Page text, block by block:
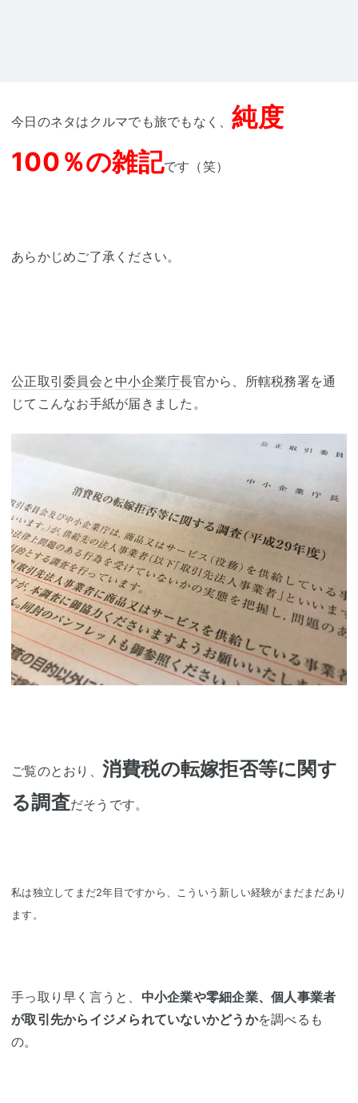
今日のネタはクルマでも旅でもなく、純度
100％の雑記です（笑）
あらかじめご了承ください。
公正取引委員会と 中小企業庁長官から、所轄税務署を通
じてこんなお手紙が届きました。
ご覧のとおり、 消費税の転嫁拒否等に関す
る調査だそうです。
私は独立してまだ2年目ですから、こういう新しい経験がまだまだあり
ます。
手っ取り早く言うと、 中小企業や零細企業、個人事業者
が取引先からイジメられていないかどうかを調べるも
の。